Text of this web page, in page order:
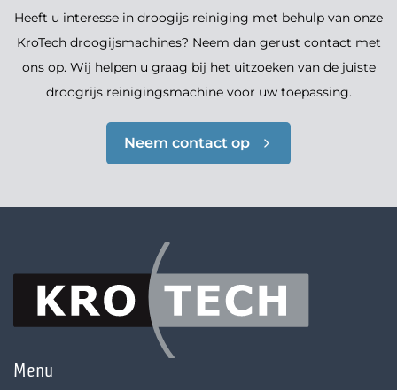
Heeft u interesse in droogijs reiniging met behulp van onze
KroTech droogijsmachines? Neem dan gerust contact met
ons op. Wij helpen u graag bij het uitzoeken van de juiste
droogrijs reinigingsmachine voor uw toepassing.
Neem contact op
Menu